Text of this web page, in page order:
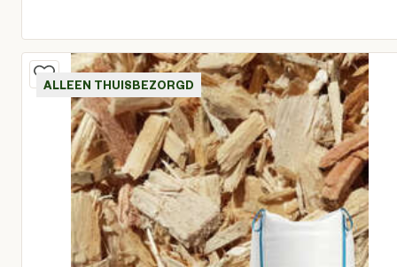
Huidige prijs € 194,95
ALLEEN THUISBEZORGD